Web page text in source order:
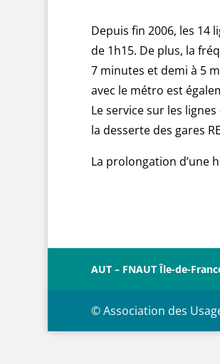
Depuis fin 2006, les 14
de 1h15. De plus, la
7 minutes et demi à 5
avec le métro est
Le service sur les
la desserte des gares
La prolongation d’une
AUT – FNAUT Île-de-
© Association des